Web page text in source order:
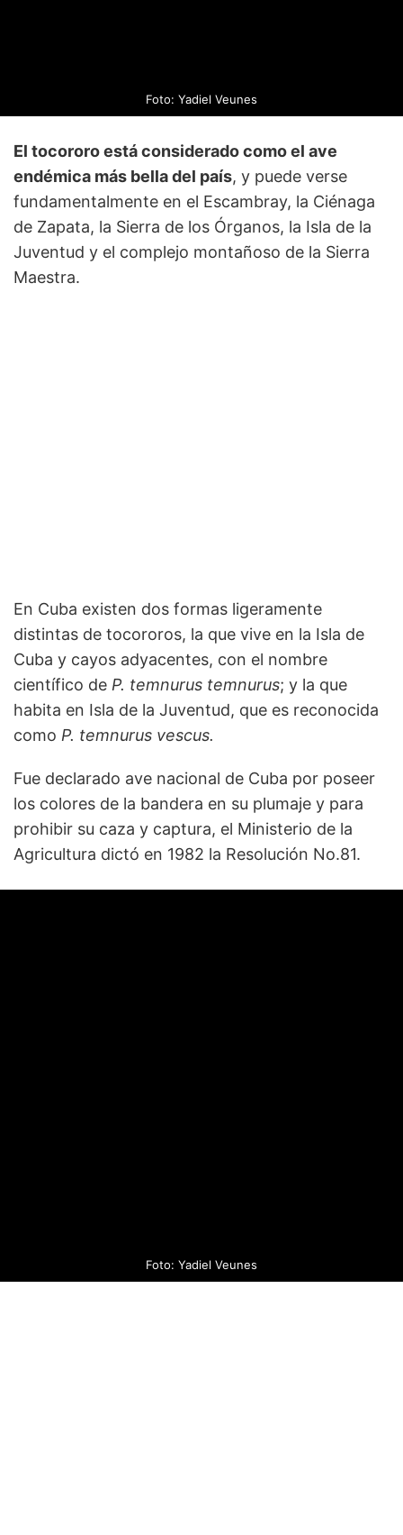
Foto: Yadiel Veunes
El tocororo está considerado como el ave
endémica más bella del país, y puede verse
fundamentalmente en el Escambray, la Ciénaga
de Zapata, la Sierra de los Órganos, la Isla de la
Juventud y el complejo montañoso de la Sierra
Maestra.
En Cuba existen dos formas ligeramente
distintas de tocororos, la que vive en la Isla de
Cuba y cayos adyacentes, con el nombre
científico de P. temnurus temnurus; y la que
habita en Isla de la Juventud, que es reconocida
como P. temnurus vescus.
Fue declarado ave nacional de Cuba por poseer
los colores de la bandera en su plumaje y para
prohibir su caza y captura, el Ministerio de la
Agricultura dictó en 1982 la Resolución No.81.
Foto: Yadiel Veunes